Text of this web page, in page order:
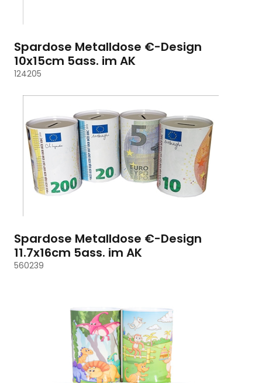
Spardose Metalldose €-Design
10x15cm 5ass. im AK
124205
Spardose Metalldose €-Design
11.7x16cm 5ass. im AK
560239